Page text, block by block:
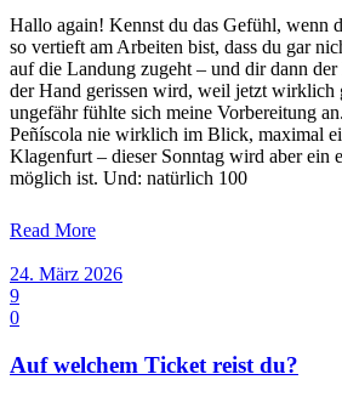
Hallo again! Kennst du das Gefühl, wenn
so vertieft am Arbeiten bist, dass du gar
auf die Landung zugeht – und dir dann der
der Hand gerissen wird, weil jetzt wirklich
ungefähr fühlte sich meine Vorbereitung
Peñíscola nie wirklich im Blick, maximal
Klagenfurt – dieser Sonntag wird aber ein
möglich ist. Und: natürlich 100
Read More
24. März 2026
9
0
Auf welchem Ticket reist du?